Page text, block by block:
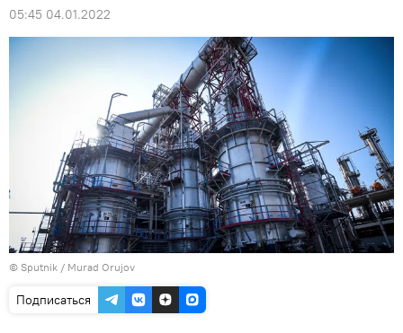
05:45 04.01.2022
© Sputnik / Murad Orujov
Подписаться